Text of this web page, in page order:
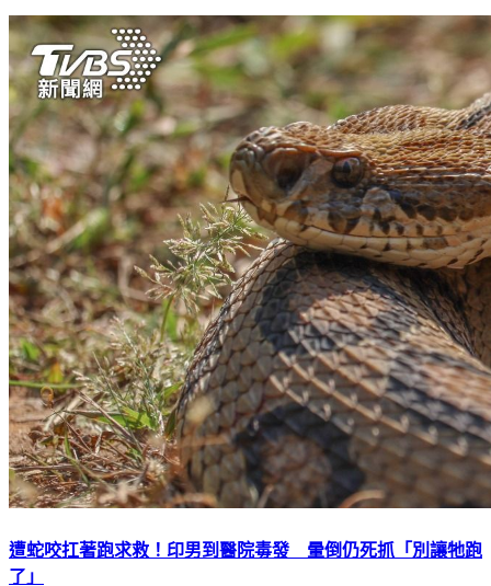
遭蛇咬扛著跑求救！印男到醫院毒發 暈倒仍死抓「別讓牠跑
了」